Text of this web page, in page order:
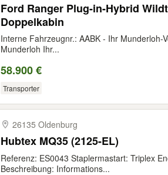
Ford Ranger Plug-in-Hybrid
Doppelkabin
Interne Fahrzeugnr.: AABK - Ihr Munderloh-
Munderloh Ihr...
58.900 €
Transporter
26135 Oldenburg
Hubtex MQ35 (2125-EL)
Referenz: ES0043 Staplermastart: Triplex
Beschreibung: Informations...